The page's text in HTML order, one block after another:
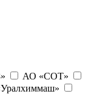
АО «СОТ»